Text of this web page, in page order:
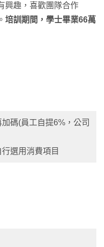
興趣，喜歡團隊合作
培訓期間，學士畢業66萬
碼(員工自提6%，公司
選用消費項目